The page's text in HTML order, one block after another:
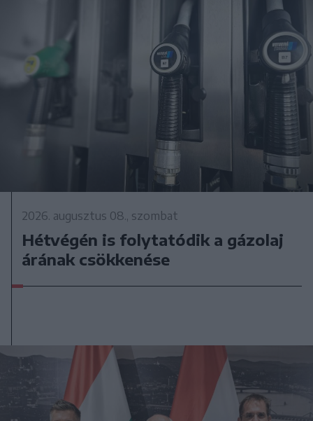
2026. augusztus 08., szombat
Hétvégén is folytatódik a gázolaj
árának csökkenése